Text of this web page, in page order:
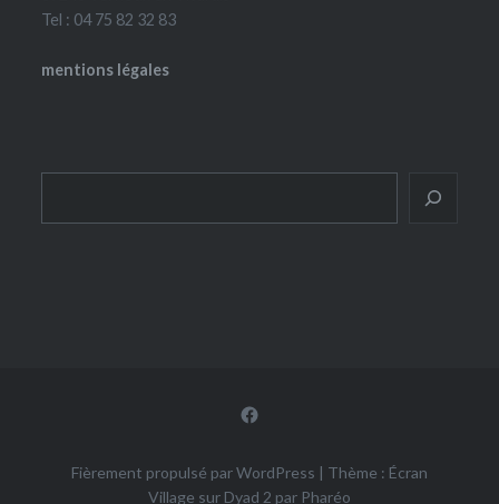
Tel : 04 75 82 32 83
mentions légales
Facebook
Fièrement propulsé par WordPress | Thème : Écran
Village sur Dyad 2 par Pharéo